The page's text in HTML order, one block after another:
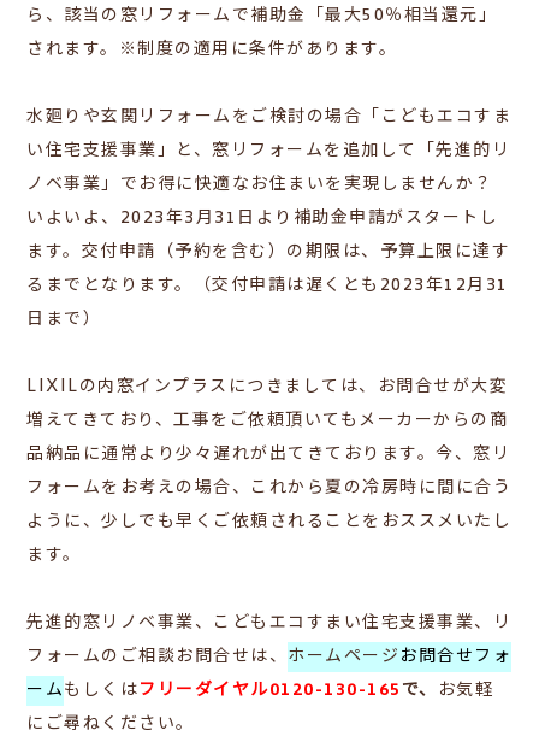
ら、該当の窓リフォームで補助金「最大50％相当還元」
されます。※制度の適用に条件があります。
水廻りや玄関リフォームをご検討の場合「こどもエコすま
い住宅支援事業」と、窓リフォームを追加して「先進的リ
ノベ事業」でお得に快適なお住まいを実現しませんか？
いよいよ、2023年3月31日より補助金申請がスタートし
ます。交付申請（予約を含む）の期限は、予算上限に達す
るまでとなります。（交付申請は遅くとも 2023年12月 31
日まで）
LIXILの内窓インプラスにつきましては、お問合せが大変
増えてきており、工事をご依頼頂いてもメーカーからの商
品納品に通常より少々遅れが出てきております。今、窓リ
フォームをお考えの場合、これから夏の冷房時に間に合う
ように、少しでも早くご依頼されることをおススメいたし
ます。
先進的窓リノベ事業、こどもエコすまい住宅支援事業、リ
フォームのご相談お問合せは、 ホームページお問合せフォ
ームもしくはフリーダイヤル0120-130-165で、 お気軽
にご尋ねください。